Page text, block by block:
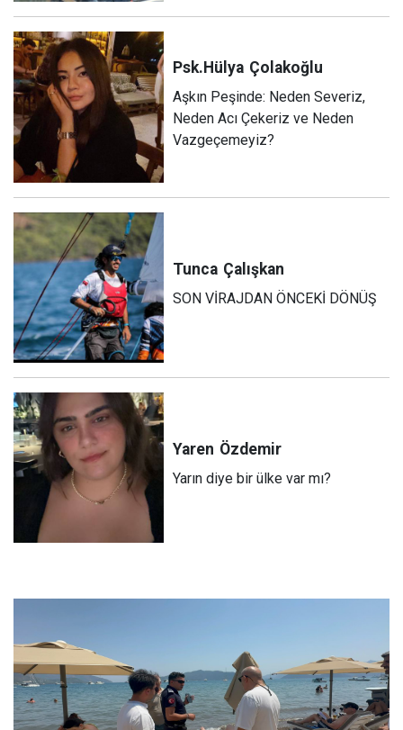
Psk.Hülya Çolakoğlu
Aşkın Peşinde: Neden Severiz,
Neden Acı Çekeriz ve Neden
Vazgeçemeyiz?
Tunca Çalışkan
SON VİRAJDAN ÖNCEKİ DÖNÜŞ
Yaren Özdemir
Yarın diye bir ülke var mı?